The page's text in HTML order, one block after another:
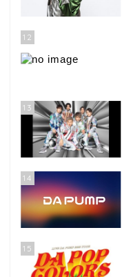
12
13
14
15